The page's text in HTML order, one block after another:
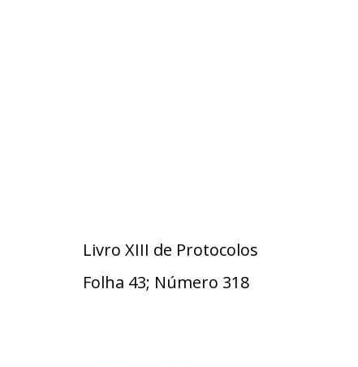
Livro XIII de Protocolos
Folha 43; Número 318